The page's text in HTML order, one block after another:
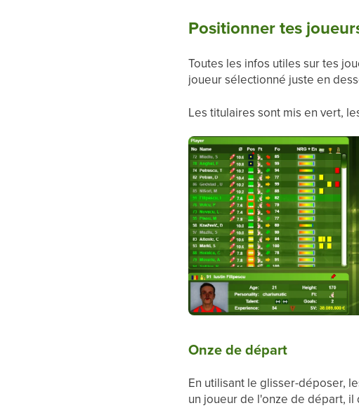
Positionner tes
Toutes les infos utiles sur tes
joueur sélectionné juste en
Les titulaires sont mis en vert,
Onze de départ
En utilisant le glisser-déposer,
un joueur de l'onze de départ,